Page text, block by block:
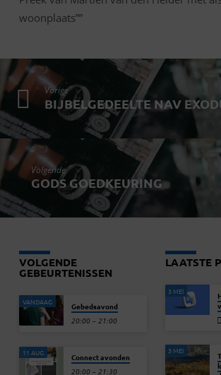
woonplaats””
Vorige
BIJBELGEDEELTE NAV
Volgende
GODS GOEDKEURING
VOLGENDE
GEBEURTENISSEN
VANDAAG Gebedsavond
20:00 – 21:00
11 AUG Connect avonden
20:00 – 21:30
LAATSTE
3 MEI
3 MEI